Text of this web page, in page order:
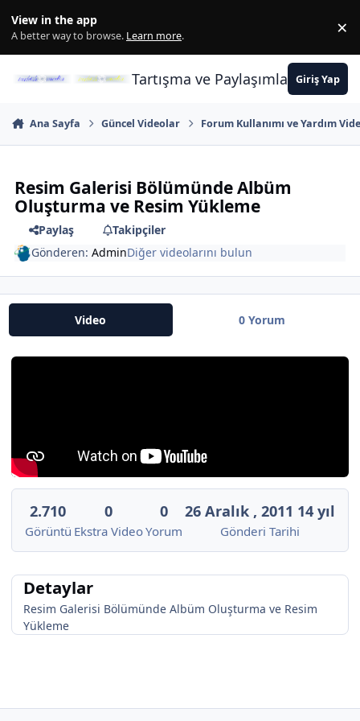
View in the app
A better way to browse. Learn more. ×
Tartışma ve PaylaşımlarınGiriş Yap
Ana Sayfa Güncel Videolar Forum Kullanımı ve Yardım
Resim Galerisi Bölümünde Albüm
Oluşturma ve Resim Yükleme
Paylaş
Takipçiler
Gönderen:AdminDiğer videolarını bulun
Video 0 Yorum
2.710
Görüntü
0
Ekstra Video
0
Yorum
26 Aralık , 2011 14 yıl
Gönderi Tarihi
Detaylar
Resim Galerisi Bölümünde Albüm Oluşturma ve Resim
Yükleme